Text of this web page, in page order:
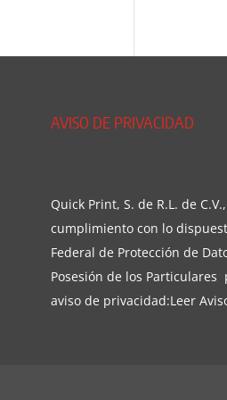
AVISO DE PRIVACIDAD
Quick Print, S. de R.L. de
cumplimiento con lo
Federal de Protección de
Posesión de los Particulares
aviso de privacidad:Leer